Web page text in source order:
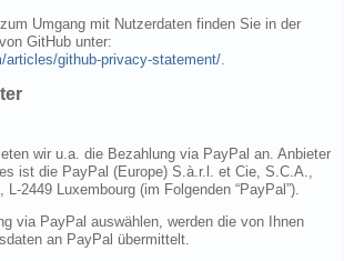
Umgang mit Nutzerdaten finden Sie in der
GitHub unter:
articles/github-privacy-statement/
wir u.a. die Bezahlung via PayPal an. Anbieter
ist die PayPal (Europe) S.à.r.l. et Cie, S.C.A.,
2449 Luxembourg (im Folgenden “PayPal”).
via PayPal auswählen, werden die von Ihnen
an PayPal übermittelt.